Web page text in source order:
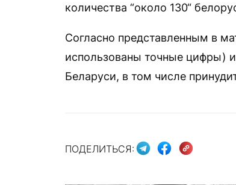
количества “около 130“
Согласно представленным в
использованы точные цифры)
Беларуси, в том числе
ПОДЕЛИТЬСЯ: